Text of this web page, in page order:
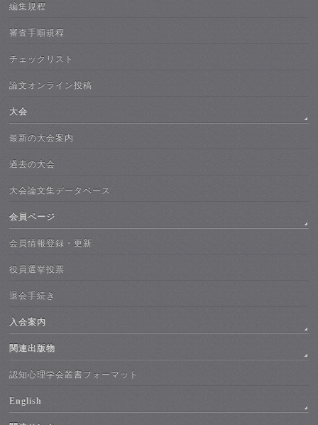
編集規程
審査手順規程
チェックリスト
論文オンライン投稿
大会
最新の大会案内
過去の大会
大会論文集データベース
会員ページ
会員情報登録・更新
役員選挙投票
退会手続き
入会案内
関連出版物
認知心理学会叢書フォーマット
English